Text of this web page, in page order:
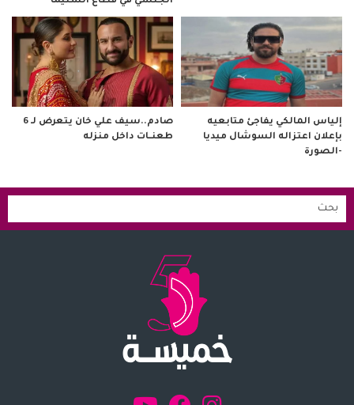
إلياس المالكي يفاجئ متابعيه
بإعلان اعتزاله السوشال ميديا
-الصورة
صادم..سيف علي خان يتعرض لـ 6
طعنــات داخل منزله